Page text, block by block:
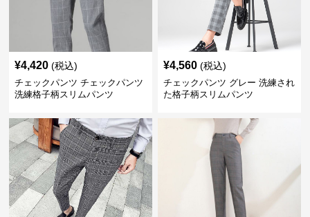
¥4,420 (税込)
チェックパンツ チェックパンツ
洗練格子柄スリムパンツ
¥4,560 (税込)
チェックパンツ グレー 洗練され
た格子柄スリムパンツ